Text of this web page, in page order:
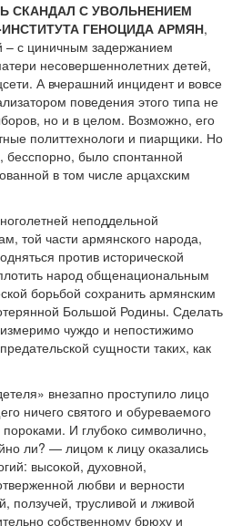
СКАНДАЛ С УВОЛЬНЕНИЕМ
ГЕНОЦИДА АРМЯН,
– с циничным задержанием
несовершеннолетних детей,
А вчерашний инцидент и вовсе
поведения этого типа не
но и в целом. Возможно, его
политтехнологи и пиарщики. Но
бесспорно, было спонтанной
в том числе арцахским
неподдельной
той части армянского народа,
против исторической
народ общенациональным
борьбой сохранить армянским
Большой Родины. Сделать
чуждо и непостижимо
сущности таких, как
внезапно проступило лицо
ничего святого и обуреваемого
И глубоко символично,
ли? — лицом к лицу оказались
высокой, духовной,
любви и верности
ползучей, трусливой и лживой
собственному брюху и